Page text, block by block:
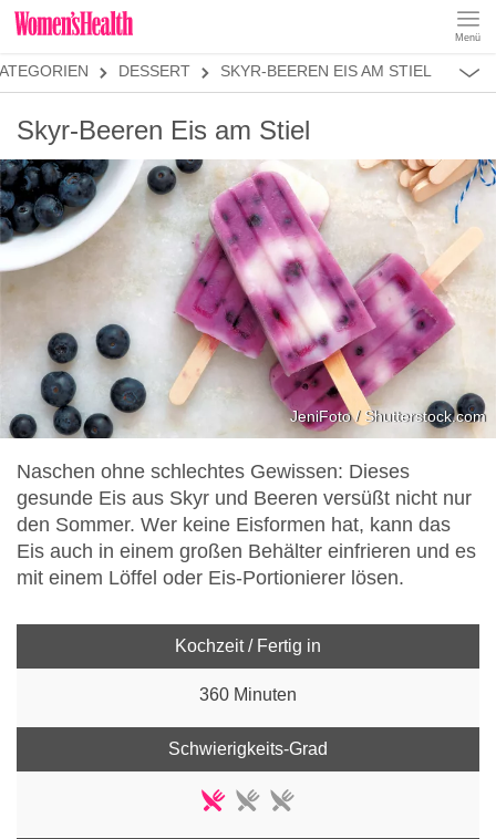
Menü
REZEPTE
ERNÄHRUNGSFORMEN
DESSERT SKYR-BEEREN EIS AM STIEL
SNACKS
VORSPEISEN
HAUPTGERICHTE
DESSERT
SUPPEN
SANDWICHES
Skyr-Beeren Eis am Stiel
JeniFoto / Shutterstock.com
Naschen ohne schlechtes Gewissen: Dieses
gesunde Eis aus Skyr und Beeren versüßt nicht nur
den Sommer. Wer keine Eisformen hat, kann das
Eis auch in einem großen Behälter einfrieren und es
mit einem Löffel oder Eis-Portionierer lösen.
Kochzeit / Fertig in
360 Minuten
Schwierigkeits-Grad